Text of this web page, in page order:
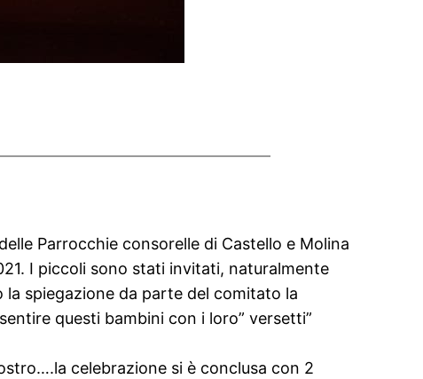
Parrocchie consorelle di Castello e Molina
I piccoli sono stati invitati, naturalmente
spiegazione da parte del comitato la
questi bambini con i loro” versetti”
celebrazione si è conclusa con 2